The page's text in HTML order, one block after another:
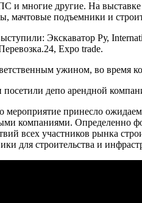
многие другие. На
мачтовые подъемники и
Экскаватор Ру,
Expo trade.
ужином, во время
посетили депо арендной
мероприятие принесло
компаниями. Определенно
всех участников рынка
для строительства и